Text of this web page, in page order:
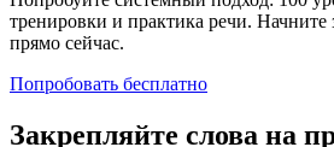
тренировки и практика речи. Начните
прямо сейчас.
Попробовать бесплатно
Закрепляйте слова на